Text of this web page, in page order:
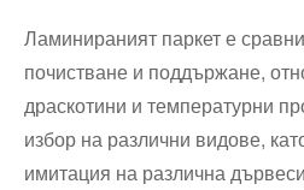
Ламинираният паркет е
почистване и поддържане,
драскотини и температурни
избор на различни видове,
имитация на различна